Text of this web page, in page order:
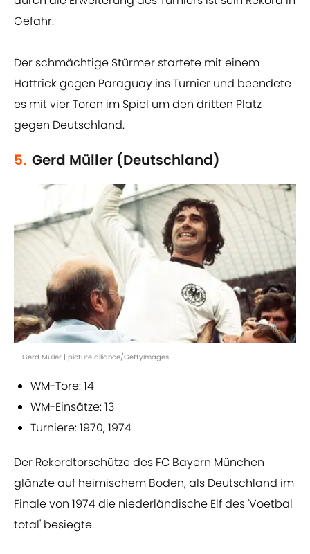
Gefahr.
Der schmächtige Stürmer startete mit einem
Hattrick gegen Paraguay ins Turnier und beendete
es mit vier Toren im Spiel um den dritten Platz
gegen Deutschland.
5. Gerd Müller (Deutschland)
Gerd Müller | picture alliance/GettyImages
WM-Tore: 14
WM-Einsätze: 13
Turniere: 1970, 1974
Der Rekordtorschütze des FC Bayern München
glänzte auf heimischem Boden, als Deutschland im
Finale von 1974 die niederländische Elf des 'Voetbal
total' besiegte.